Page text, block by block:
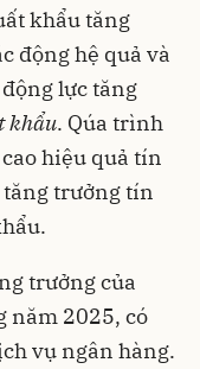
khẩu tăng
động hệ quả và
lực tăng
khẩu. Qúa trình
hiệu quả tín
tăng trưởng tín
trưởng của
năm 2025, có
vụ ngân hàng.